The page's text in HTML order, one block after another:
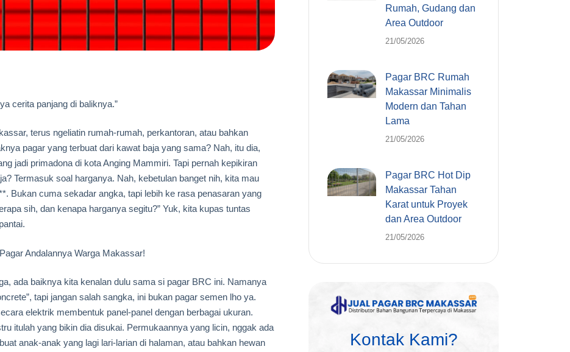
cerita panjang di baliknya.”
terus ngeliatin rumah-rumah, perkantoran, atau bahkan
pagar yang terbuat dari kawat baja yang sama? Nah, itu dia,
jadi primadona di kota Anging Mammiri. Tapi pernah kepikiran
Termasuk soal harganya. Nah, kebetulan banget nih, kita mau
Bukan cuma sekadar angka, tapi lebih ke rasa penasaran yang
sih, dan kenapa harganya segitu?” Yuk, kita kupas tuntas
Andalannya Warga Makassar!
ada baiknya kita kenalan dulu sama si pagar BRC ini. Namanya
tapi jangan salah sangka, ini bukan pagar semen lho ya.
elektrik membentuk panel-panel dengan berbagai ukuran.
itulah yang bikin dia disukai. Permukaannya yang licin, nggak ada
anak-anak yang lagi lari-larian di halaman, atau bahkan hewan
Rumah, Gudang dan
Area Outdoor
21/05/2026
Pagar BRC Rumah
Makassar Minimalis
Modern dan Tahan
Lama
21/05/2026
Pagar BRC Hot Dip
Makassar Tahan
Karat untuk Proyek
dan Area Outdoor
21/05/2026
Kontak Kami?